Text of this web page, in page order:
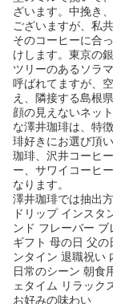
ざいます。中挽き
ございますが、私
そのコーヒーに合
けします。東京の
ツリーのあるソラ
呼ばれてますが、
え、隣接する島根
顔の見えないネッ
な澤井珈琲は、特
琲好きにお選び頂
珈琲、沢井コーヒ
ー、サワイコーヒ
なります。
澤井珈琲では抽出
ドリップ インスタ
ンド フレーバー
ギフト 母の日 父
ンタイン 退職祝い
日常のシーン 朝食
ェタイム リラック
お好みの味わい